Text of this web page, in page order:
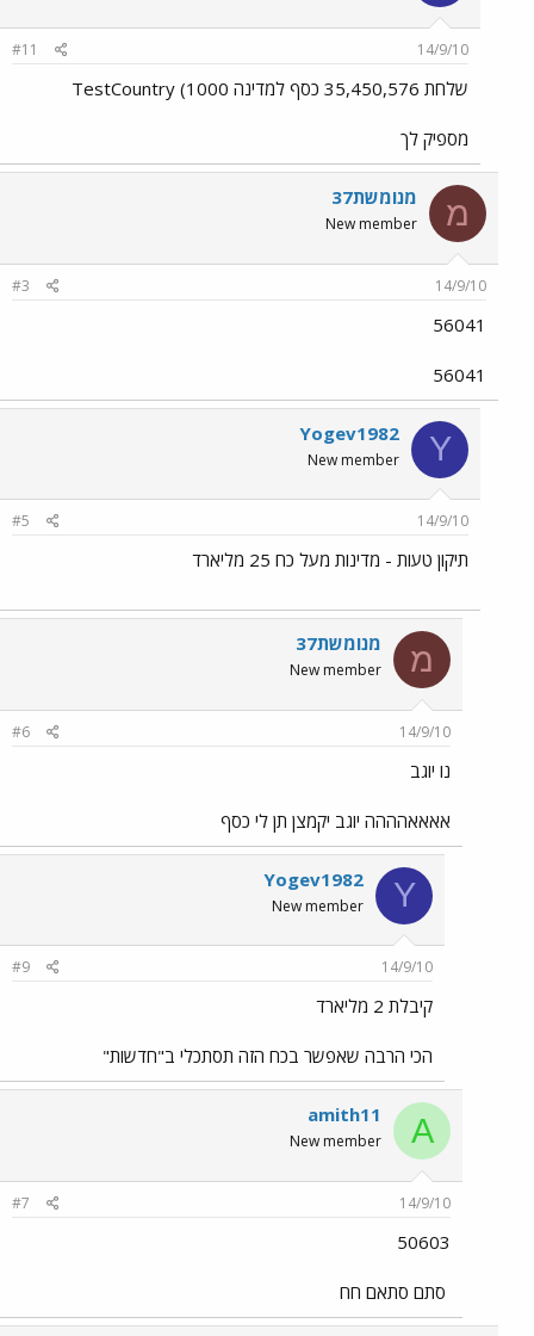
14/9/10
#11
שלחת 35,450,576 כסף למדינה TestCountry (1000
מספיק לך
מ מנומשת37
New member
14/9/10
#3
56041
56041
Y
Yogev1982
New member
14/9/10
#5
תיקון טעות - מדינות מעל כח 25 מליארד
מ מנומשת37
New member
14/9/10
#6
נו יוגב
אאאאהההה יוגב יקמצן תן לי כסף
Y
Yogev1982
New member
14/9/10
#9
קיבלת 2 מליארד
הכי הרבה שאפשר בכח הזה תסתכלי ב"חדשות"
A
amith11
New member
14/9/10
#7
50603
סתם סתאם חח